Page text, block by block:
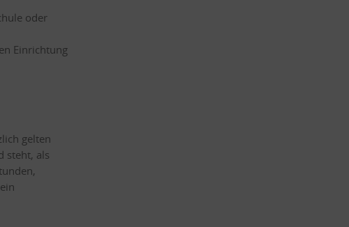
oder
Einrichtung
gelten
steht, als